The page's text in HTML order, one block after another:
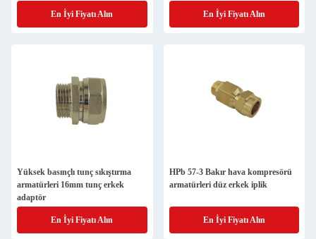
En İyi Fiyatı Alın En İyi Fiyatı Alın
Yüksek basınçlı tunç sıkıştırma
armatürleri 16mm tunç erkek
adaptör
En İyi Fiyatı Alın
HPb 57-3 Bakır hava kompresörü
armatürleri düz erkek iplik
En İyi Fiyatı Alın